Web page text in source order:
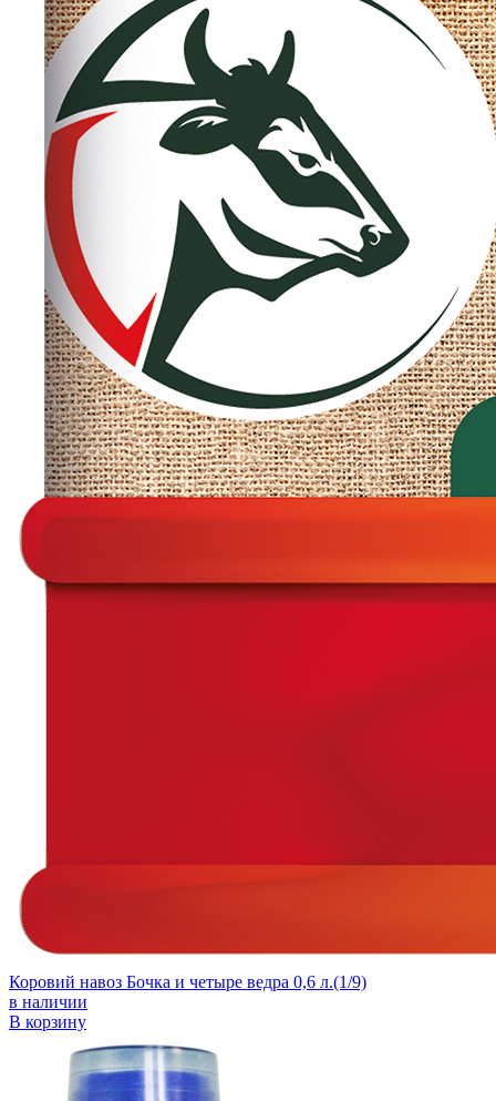
Коровий навоз Бочка и четыре ведра 0,6 л.(1/9)
в наличии
В корзину